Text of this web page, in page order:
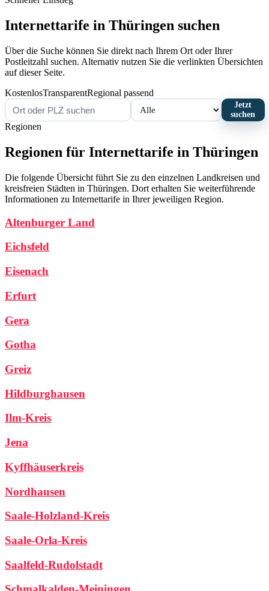
Internettarife in Thüringen suchen
Über die Suche können Sie direkt nach Ihrem Ort oder Ihrer
Postleitzahl suchen. Alternativ nutzen Sie die verlinkten Übersichten
auf dieser Seite.
KostenlosTransparentRegional passend
Jetzt
suchen
Regionen
Regionen für Internettarife in Thüringen
Die folgende Übersicht führt Sie zu den einzelnen Landkreisen und
kreisfreien Städten in Thüringen. Dort erhalten Sie weiterführende
Informationen zu Internettarife in Ihrer jeweiligen Region.
Altenburger Land
Eichsfeld
Eisenach
Erfurt
Gera
Gotha
Greiz
Hildburghausen
Ilm-Kreis
Jena
Kyffhäuserkreis
Nordhausen
Saale-Holzland-Kreis
Saale-Orla-Kreis
Saalfeld-Rudolstadt